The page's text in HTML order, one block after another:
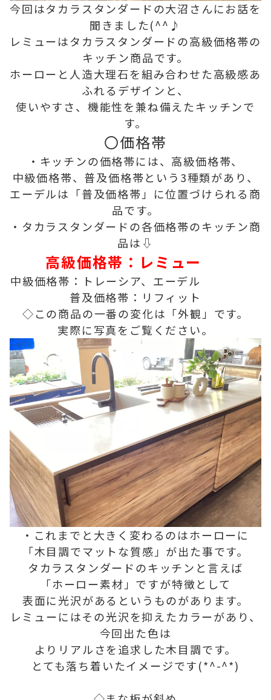
今回はタカラスタンダードの大沼さんにお話を
聞きました(^^♪
レミューはタカラスタンダードの高級価格帯の
キッチン商品です。
ホーローと人造大理石を組み合わせた高級感あ
ふれるデザインと、
使いやすさ、機能性を兼ね備えたキッチンで
す。
〇価格帯
・キッチンの価格帯には、高級価格帯、
中級価格帯、普及価格帯という3種類があり、
エーデルは「普及価格帯」に位置づけられる商
品です。
・タカラスタンダードの各価格帯のキッチン商
品は⇩
高級価格帯：レミュー
中級価格帯：トレーシア、 エーデル
普及価格帯：リフィット
◇この商品の一番の変化は「外観」です。
実際に写真をご覧ください。
・これまでと大きく変わるのはホーローに
「木目調でマットな質感」が出た事です。
タカラスタンダードのキッチンと言えば
「ホーロー素材」ですが特徴として
表面に光沢があるというものがあります。
レミューにはその光沢を抑えたカラーがあり、
今回出た色は
よりリアルさを追求した木目調です。
とても落ち着いたイメージです(*^-^*)